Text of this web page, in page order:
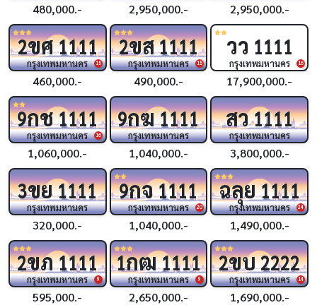
480,000.- 2,950,000.- 2,950,000.-
15
2ขศ1111
กรุงเทพมหานคร
460,000.-
15
2ขส1111
กรุงเทพมหานคร
490,000.-
16
วว 1111
กรุงเทพมหานคร
17,900,000.-
16
9กช1111
กรุงเทพมหานคร
1,060,000.-
9กฆ1111
กรุงเทพมหานคร
1,040,000.-
สว1111
กรุงเทพมหานคร
3,800,000.-
3ขย1111
กรุงเทพมหานคร
320,000.-
20
9กจ1111
กรุงเทพมหานคร
1,040,000.-
24
ฉลุย1111
กรุงเทพมหานคร
1,490,000.-
9
2ขภ1111
กรุงเทพมหานคร
595,000.-
9
1กฒ1111
กรุงเทพมหานคร
2,650,000.-
14
2ขบ2222
กรุงเทพมหานคร
1,690,000.-